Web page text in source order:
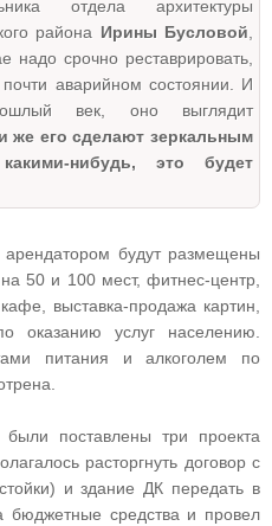
отдела архитектуры
района Ирины Бусловой
надо срочно реставрировать,
аварийном состоянии. И
век, оно выглядит
же его сделают зеркальным
нибудь, это будет
арендатором будут размещены
50 и 100 мест, фитнес-центр,
выставка-продажа картин,
оказанию услуг населению.
питания и алкоголем по
были поставлены три проекта
расторгнуть договор с
и здание ДК передать в
бюджетные средства и провел